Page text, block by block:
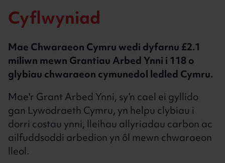
Chwaraeon sydd wedi derbyn cyllid
Y 117 o glybiau a dderbyniodd Grantiau
Arbed Ynni:
Cyflwyniad
Mae Chwaraeon Cymru wedi dyfarnu £2.1
miliwn mewn Grantiau Arbed Ynni i 118 o
glybiau chwaraeon cymunedol ledled Cymru.
Mae'r Grant Arbed Ynni, sy’n cael ei gyllido
gan Lywodraeth Cymru, yn helpu clybiau i
dorri costau ynni, lleihau allyriadau carbon ac
ailfuddsoddi arbedion yn ôl mewn chwaraeon
lleol.